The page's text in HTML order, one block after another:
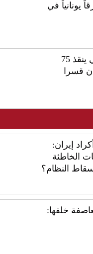
يونانياً في
خفر السواحل التركي ينقذ 75
قسرا
إيران:
الخاطئة
النظام؟
خلفها: